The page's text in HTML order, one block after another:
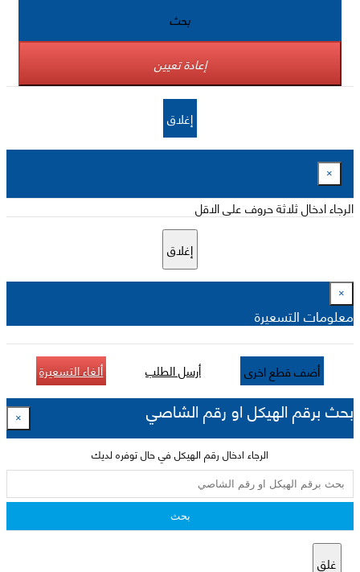
بحث
إعادة تعيين
إغلاق
×
الرجاء ادخال ثلاثة حروف على الاقل
إغلاق
×
معلومات التسعيرة
أضف قطع اخرى أرسل الطلب ألغاء التسعيرة
بحث برقم الهيكل او رقم الشاصي ×
الرجاء ادخال رقم الهيكل في حال توفره لديك
بحث
غلق